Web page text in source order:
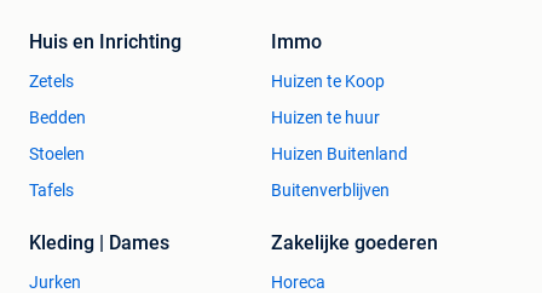
Huis en Inrichting
Zetels
Bedden
Stoelen
Tafels
Immo
Huizen te Koop
Huizen te huur
Huizen Buitenland
Buitenverblijven
Kleding | Dames
Jurken
Zakelijke goederen
Horeca